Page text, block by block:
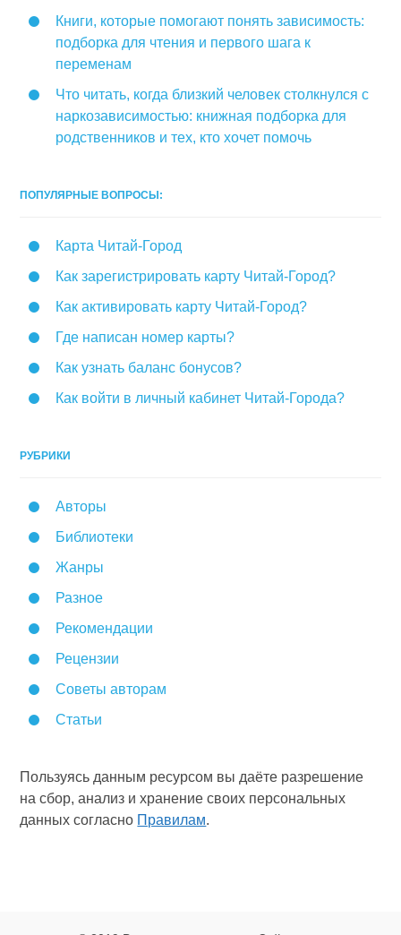
Книги, которые помогают понять зависимость:
подборка для чтения и первого шага к
переменам
Что читать, когда близкий человек столкнулся с
наркозависимостью: книжная подборка для
родственников и тех, кто хочет помочь
ПОПУЛЯРНЫЕ ВОПРОСЫ:
Карта Читай-Город
Как зарегистрировать карту Читай-Город?
Как активировать карту Читай-Город?
Где написан номер карты?
Как узнать баланс бонусов?
Как войти в личный кабинет Читай-Города?
РУБРИКИ
Авторы
Библиотеки
Жанры
Разное
Рекомендации
Рецензии
Советы авторам
Статьи
Пользуясь данным ресурсом вы даёте разрешение
на сбор, анализ и хранение своих персональных
данных согласно Правилам.